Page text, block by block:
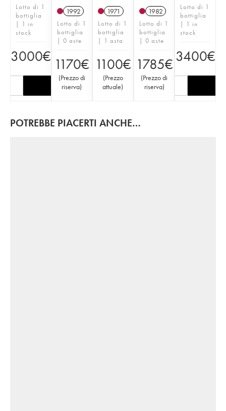
Lotto di 1
bottiglia
| 1 in
stock
3000€
1992
Lotto di 1
bottiglia
| 0 aste
1170€
(Prezzo di
riserva)
1971
Lotto di 1
bottiglia
| 1 asta
1100€
(Prezzo
attuale)
1982
Lotto di 1
bottiglia
| 0 aste
1785€
(Prezzo di
riserva)
Lotto di 1
bottiglia
| 1 in
stock
3400€
POTREBBE PIACERTI ANCHE…